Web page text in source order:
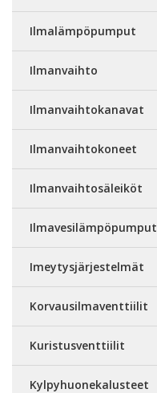
Ilmalämpöpumput
Ilmanvaihto
Ilmanvaihtokanavat
Ilmanvaihtokoneet
Ilmanvaihtosäleiköt
Ilmavesilämpöpumput
Imeytysjärjestelmät
Korvausilmaventtiilit
Kuristusventtiilit
Kylpyhuonekalusteet